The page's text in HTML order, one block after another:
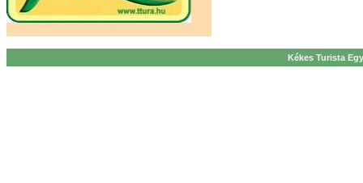
Kékes Turista